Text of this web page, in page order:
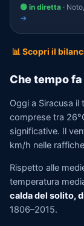
🟢 in diretta ·
→
📊 Scopri il
Che tempo
Oggi a Siracusa il
comprese tra
significative. Il
km/h nelle
Rispetto alle
temperatura
calda del solito,
1806–2015.